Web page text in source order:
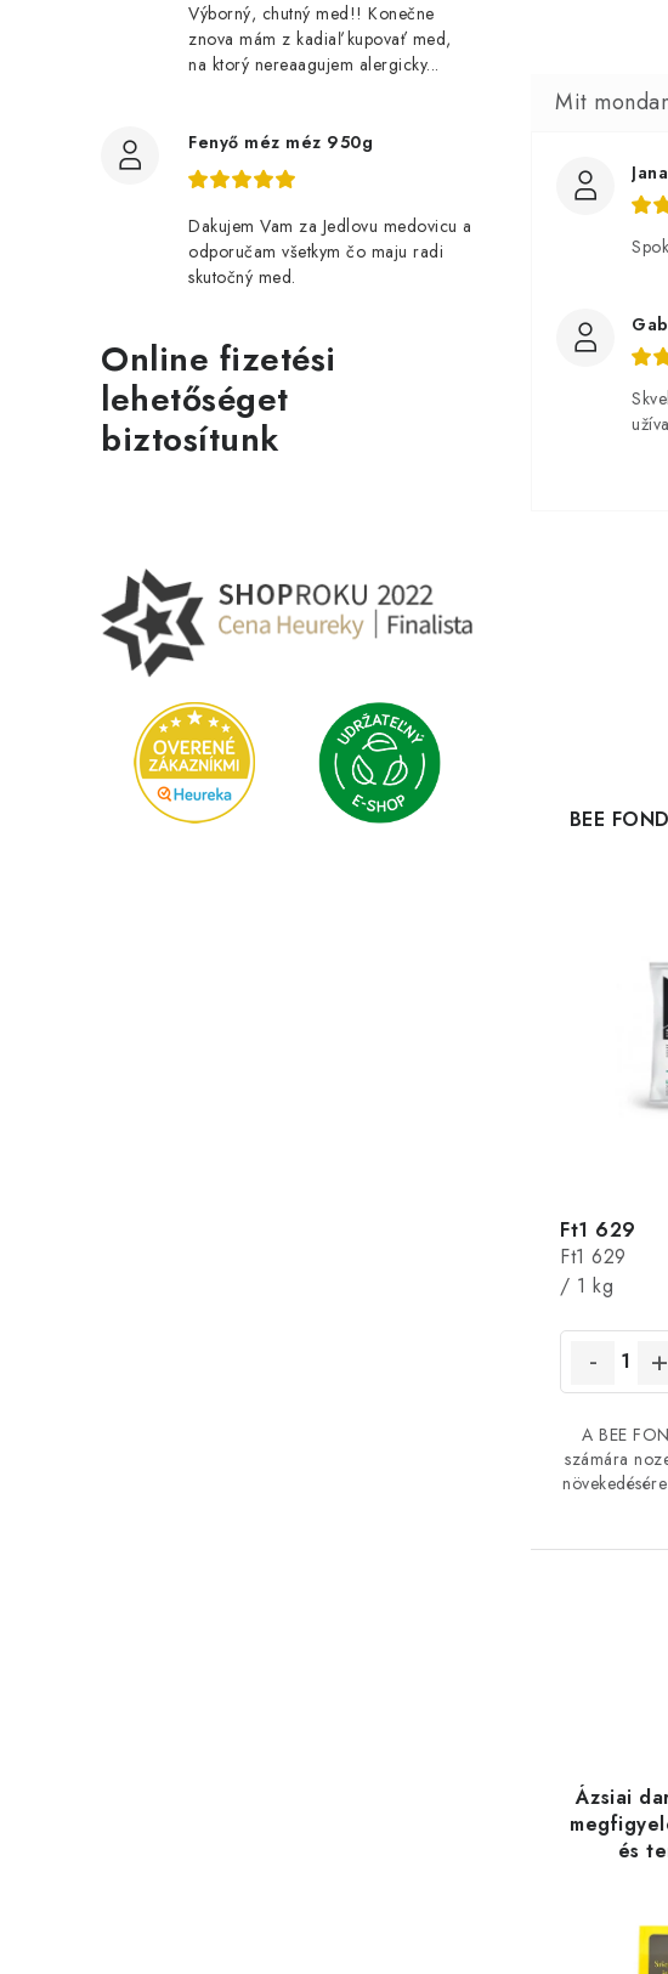
Výborný, chutný med!! Konečne
znova mám z kadiaľ kupovať med,
na ktorý nereaagujem alergicky...
Fenyő méz méz 950g
Dakujem Vam za Jedlovu medovicu a
odporučam všetkym čo maju radi
skutočný med.
Online fizetési
lehetőséget
biztosítunk
BEE
Ft1 629
Egységár:
Ft1 629
/ 1 kg
A BEE
számára
Ázsiai
és